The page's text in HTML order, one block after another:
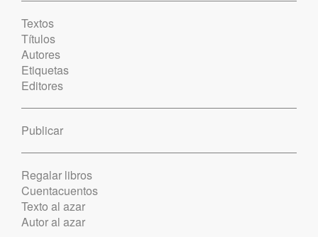
Textos
Títulos
Autores
Etiquetas
Editores
Publicar
Regalar libros
Cuentacuentos
Texto al azar
Autor al azar